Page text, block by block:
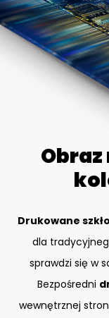
Obraz
Drukowane szkło
dla
sprawdzi się w
Bezpośredni
wewnętrznej